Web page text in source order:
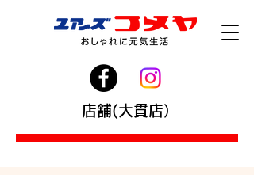
​店舗(大貫店）